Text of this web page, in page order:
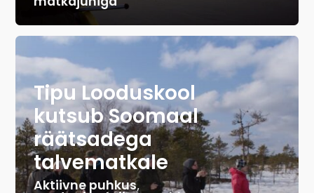
Tipu Looduskool
kutsub Soomaal
räätsadega
talvematkale
Aktiivne puhkus,